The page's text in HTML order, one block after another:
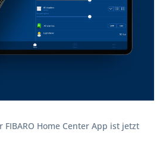
FIBARO Home Center App ist jetzt